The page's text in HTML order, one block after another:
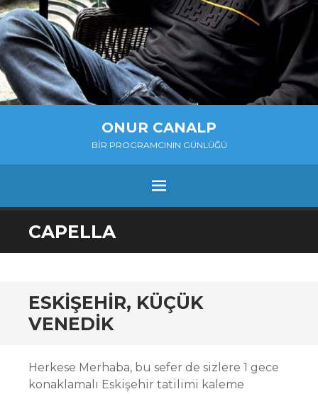
ONUR CANALP
BIR PROGRAMCININ GÜNLÜĞÜ
MENU
SKIP
TO
CAPELLA
ESKIŞEHIR, KÜÇÜK
VENEDIK
Herkese Merhaba, bu sefer de sizlere 1 gece
konaklamalı Eskişehir tatilimi kaleme